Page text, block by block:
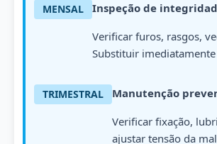
MENSAL
Inspeção de
Verificar furos, rasgos,
Substituir
TRIMESTRAL
Manutenção
Verificar fixação,
ajustar tensão da